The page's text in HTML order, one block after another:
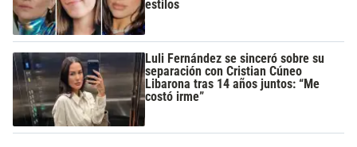
estilos
Luli Fernández se sinceró sobre su
separación con Cristian Cúneo
Libarona tras 14 años juntos: “Me
costó irme”